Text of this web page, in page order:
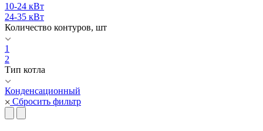
10-24 кВт
24-35 кВт
Количество контуров, шт
1
2
Тип котла
Конденсационный
Сбросить фильтр